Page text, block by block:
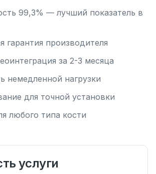
99,3% — лучший показатель в
гарантия производителя
за 2-3 месяца
немедленной нагрузки
для точной установки
любого типа кости
услуги